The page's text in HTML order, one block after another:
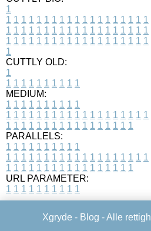
1
1 1 1 1 1 1 1 1 1 1 1 1 1 1 1 1 1 1 1
1 1 1 1 1 1 1 1 1 1 1 1 1 1 1 1 1 1 1
1 1 1 1 1 1 1 1 1 1 1 1 1 1 1 1 1 1 1
1
CUTTLY OLD:
1
1 1 1 1 1 1 1 1 1 1
MEDIUM:
1 1 1 1 1 1 1 1 1 1
1 1 1 1 1 1 1 1 1 1 1 1 1 1 1 1 1 1 1
1 1 1 1 1 1 1 1 1 1 1 1 1 1 1 1 1
PARALLELS:
1 1 1 1 1 1 1 1 1 1
1 1 1 1 1 1 1 1 1 1 1 1 1 1 1 1 1 1 1
1 1 1 1 1 1 1 1 1 1 1 1 1 1 1 1 1
URL PARAMETER:
1 1 1 1 1 1 1 1 1 1
Xgryde - Blog - Alle